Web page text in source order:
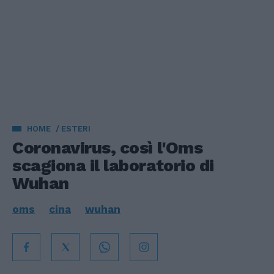
HOME ESTERI
Coronavirus, così l'Oms
scagiona il laboratorio di
Wuhan
oms cina wuhan